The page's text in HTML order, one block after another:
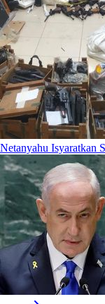
Netanyahu Isyaratkan